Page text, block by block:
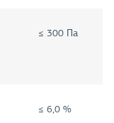
≤ 300 Па
≤ 6,0 %